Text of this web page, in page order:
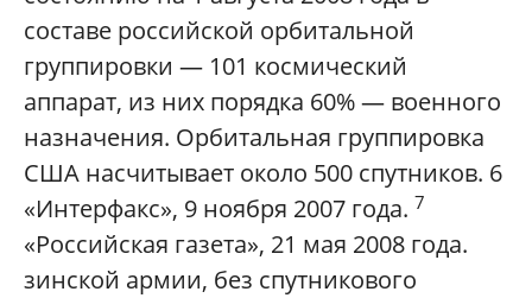
составе российской орбитальной
группировки — 101 космический
аппарат, из них порядка 60% — военного
назначения. Орбитальная группировка
США насчитывает около 500 спутников. 6
«Интерфакс», 9 ноября 2007 года. 7
«Российская газета», 21 мая 2008 года.
зинской армии, без спутникового